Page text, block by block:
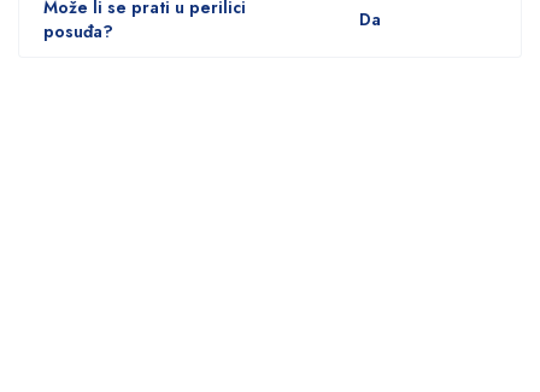
Može li se prati u perilici
posuđa?
Da